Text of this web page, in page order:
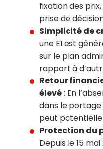
fixation des
prise de
Simplicité de
une EI est
sur le plan
rapport à
Retour
élevé: En
dans le portage
peut
Protection du
Depuis le 15 mai